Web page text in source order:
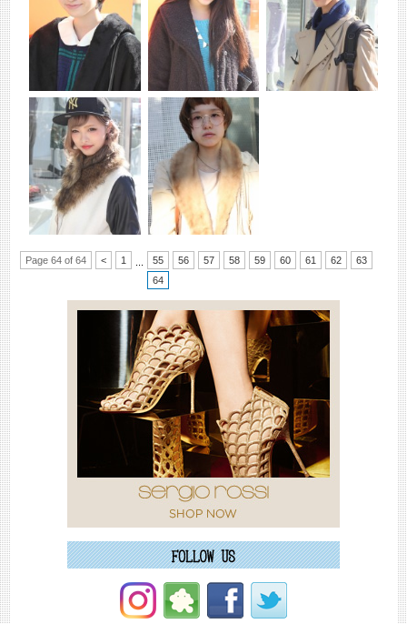
Page 64 of 64 < 1 55 56 57 58 59 60 61 62
63
64